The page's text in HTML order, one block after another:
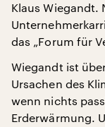
Klaus Wiegandt.
das „Forum für
Wiegandt ist
Ursachen des
wenn nichts
Erderwärmung.